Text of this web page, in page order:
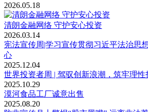
2026.05.18
清朗金融网络 守护安心投资
2026.03.14
宪法宣传周|学习宣传贯彻习近平法治思
心
2025.12.04
世界投资者周 | 驾驭创新浪潮，筑牢理性
2025.10.29
漠河食品工厂诚意出售
2025.08.20